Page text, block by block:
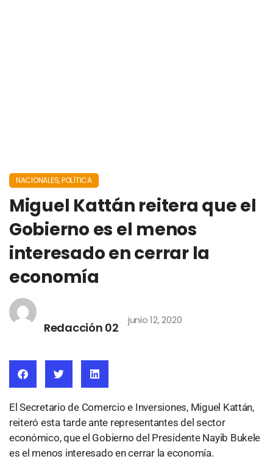
NACIONALES,POLÍTICA
Miguel Kattán reitera que el
Gobierno es el menos
interesado en cerrar la
economía
Redacción 02
junio 12, 2020
El Secretario de Comercio e Inversiones, Miguel Kattán,
reiteró esta tarde ante representantes del sector
económico, que el Gobierno del Presidente Nayib Bukele
es el menos interesado en cerrar la economía.